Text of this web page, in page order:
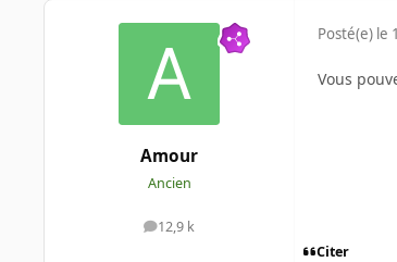
Amour
Ancien
12,9 k
messages
Posté(e) le
Vous
Citer